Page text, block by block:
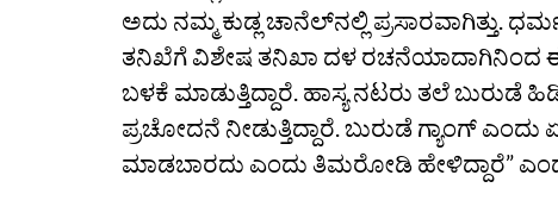
ಅದು ನಮ್ಮ ಕುಡ್ಲ ಚಾನೆಲ್‌ನಲ್ಲಿ ಪ್ರಸಾರವಾಗಿತ್ತು.
ತನಿಖೆಗೆ ವಿಶೇಷ ತನಿಖಾ ದಳ ರಚನೆಯಾದಾಗಿನಿಂದ ಈ
ಬಳಕೆ ಮಾಡುತ್ತಿದ್ದಾರೆ. ಹಾಸ್ಯ ನಟರು ತಲೆ
ಪ್ರಚೋದನೆ ನೀಡುತ್ತಿದ್ದಾರೆ. ಬುರುಡೆ ಗ್ಯಾಂಗ್‌ ಎಂದು
ಮಾಡಬಾರದು ಎಂದು ತಿಮರೋಡಿ ಹೇಳಿದ್ದಾರೆ”